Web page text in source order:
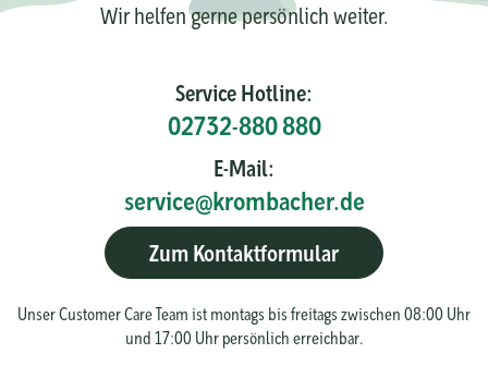
Wir helfen gerne persönlich weiter.
Service Hotline:
02732-880 880
E-Mail:
service@krombacher.de
Zum Kontaktformular
Unser Customer Care Team ist montags bis freitags zwischen 08:00 Uhr
und 17:00 Uhr persönlich erreichbar.